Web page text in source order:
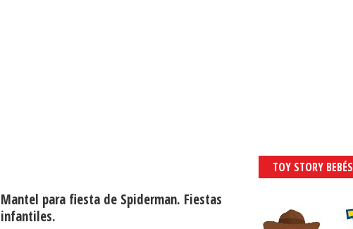
Mantel para fiesta de Spiderman. Fiestas
infantiles.
TOY STORY BEBÉS